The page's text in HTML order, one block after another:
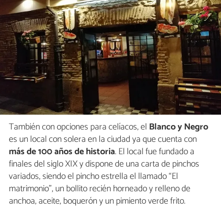
También con opciones para celíacos, el Blanco y Negro
es un local con solera en la ciudad ya que cuenta con
más de 100 años de historia. El local fue fundado a
finales del siglo XIX y dispone de una carta de pinchos
variados, siendo el pincho estrella el llamado “El
matrimonio”, un bollito recién horneado y relleno de
anchoa, aceite, boquerón y un pimiento verde frito.